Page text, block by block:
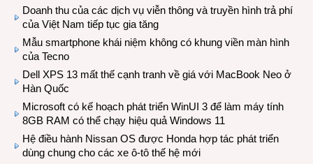
Doanh thu của các dịch vụ viễn thông và truyền hình trả phí
của Việt Nam tiếp tục gia tăng
Mẫu smartphone khái niệm không có khung viền màn hình
của Tecno
Dell XPS 13 mất thế cạnh tranh về giá với MacBook Neo ở
Hàn Quốc
Microsoft có kế hoạch phát triển WinUI 3 để làm máy tính
8GB RAM có thể chạy hiệu quả Windows 11
Hệ điều hành Nissan OS được Honda hợp tác phát triển
dùng chung cho các xe ô-tô thế hệ mới